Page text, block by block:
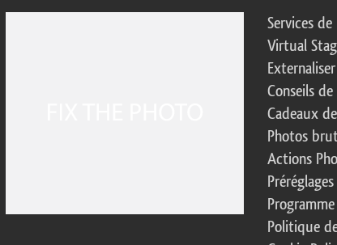
Services
Virtual
Conseils
Cadeaux
Photos
Actions
Politique